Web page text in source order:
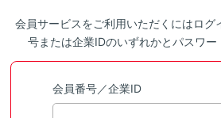
会員サービスをご利用いただくにはログ
号または企業IDのいずれかとパスワー
会員番号／企業ID